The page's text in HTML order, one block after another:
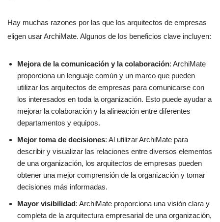
Hay muchas razones por las que los arquitectos de empresas
eligen usar ArchiMate. Algunos de los beneficios clave incluyen:
Mejora de la comunicación y la colaboración: ArchiMate
proporciona un lenguaje común y un marco que pueden
utilizar los arquitectos de empresas para comunicarse con
los interesados en toda la organización. Esto puede ayudar a
mejorar la colaboración y la alineación entre diferentes
departamentos y equipos.
Mejor toma de decisiones: Al utilizar ArchiMate para
describir y visualizar las relaciones entre diversos elementos
de una organización, los arquitectos de empresas pueden
obtener una mejor comprensión de la organización y tomar
decisiones más informadas.
Mayor visibilidad: ArchiMate proporciona una visión clara y
completa de la arquitectura empresarial de una organización,